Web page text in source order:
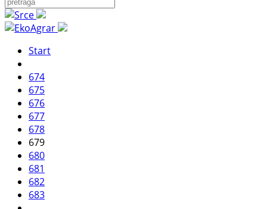
Start
674
675
676
677
678
679
680
681
682
683